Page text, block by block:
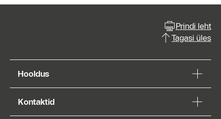
Prindi leht
Tagasi üles
Hooldus
Kontaktid